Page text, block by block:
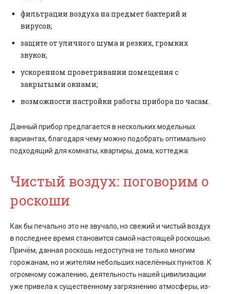
фильтрации воздуха на предмет бактерий и
вирусов;
защите от уличного шума и резких, громких
звуков;
ускоренном проветривании помещения с
закрытыми окнами;
возможности настройки работы прибора по часам.
Данный прибор предлагается в нескольких модельных
вариантах, благодаря чему можно подобрать оптимально
подходящий для комнаты, квартиры, дома, коттеджа.
Чистый воздух: поговорим о
роскоши
Как бы печально это не звучало, но свежий и чистый воздух
в последнее время становится самой настоящей роскошью.
Причём, данная роскошь недоступна не только многим
горожанам, но и жителям небольших населённых пунктов. К
огромному сожалению, деятельность нашей цивилизации
уже привела к существенному загрязнению атмосферы, из-